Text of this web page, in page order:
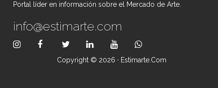
Portal líder en información sobre el Mercado de Arte.
info@estimarte.com
Copyright © 2026 · Estimarte.com